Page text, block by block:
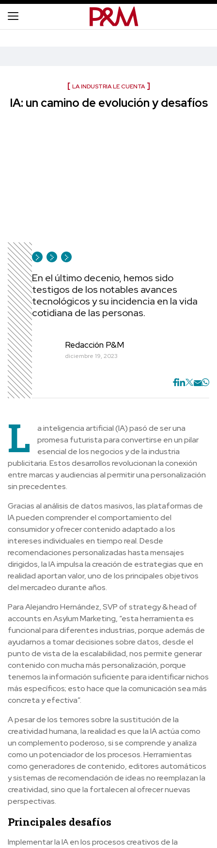
LA INDUSTRIA LE CUENTA
IA: un camino de evolución y desafíos
En el último decenio, hemos sido
testigos de los notables avances
tecnológicos y su incidencia en la vida
cotidiana de las personas.
Redacción P&M
diciembre 19, 2023
L
a inteligencia artificial (IA) pasó de ser una
promesa futurista para convertirse en un pilar
esencial de los negocios y de la industria
publicitaria. Estos desarrollos revolucionan la conexión
entre marcas y audiencias al permitir una personalización
sin precedentes.
Gracias al análisis de datos masivos, las plataformas de
IA pueden comprender el comportamiento del
consumidor y ofrecer contenido adaptado a los
intereses individuales en tiempo real. Desde
recomendaciones personalizadas hasta mensajes
dirigidos, la IA impulsa la creación de estrategias que en
realidad aportan valor, uno de los principales objetivos
del mercadeo durante años.
Para Alejandro Hernández, SVP of strategy & head of
accounts en Asylum Marketing, “esta herramienta es
funcional para diferentes industrias, porque además de
ayudarnos a tomar decisiones sobre datos, desde el
punto de vista de la escalabilidad, nos permite generar
contenido con mucha más personalización, porque
tenemos la información suficiente para identificar nichos
más específicos; esto hace que la comunicación sea más
concreta y efectiva”.
A pesar de los temores sobre la sustitución de la
creatividad humana, la realidad es que la IA actúa como
un complemento poderoso, si se comprende y analiza
como un potenciador de los procesos. Herramientas
como generadores de contenido, editores automáticos
y sistemas de recomendación de ideas no reemplazan la
creatividad, sino que la fortalecen al ofrecer nuevas
perspectivas.
Principales desafíos
Implementar la IA en los procesos creativos de la